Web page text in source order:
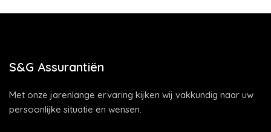
S&G Assurantiën
Met onze jarenlange ervaring kijken wij vakkundig naar uw
persoonlijke situatie en wensen.